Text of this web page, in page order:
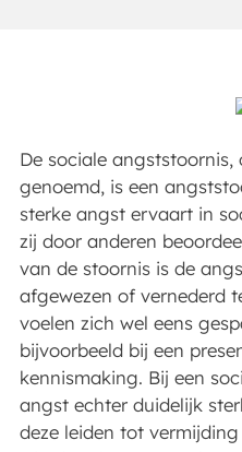
De sociale
genoemd, is een
sterke angst ervaart in
zij door anderen
van de stoornis is de
afgewezen of vernederd
voelen zich wel eens
bijvoorbeeld bij een
kennismaking. Bij een
angst echter duidelijk
deze leiden tot